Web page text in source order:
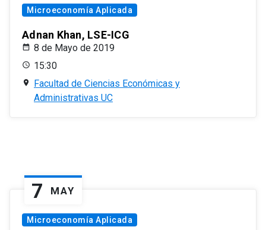
Microeconomía Aplicada
Adnan Khan, LSE-ICG
8 de Mayo de 2019
15:30
Facultad de Ciencias Económicas y
Administrativas UC
7 MAY
Microeconomía Aplicada